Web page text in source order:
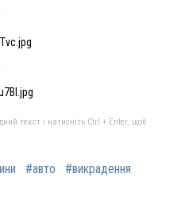
текст і натисніть Ctrl + Enter, щоб
#авто
#викрадення